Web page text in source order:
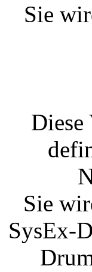
Sie
Diese
Sie
SysEx-